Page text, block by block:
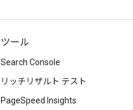
ツール
Search Console
リッチリザルト テスト
PageSpeed Insights